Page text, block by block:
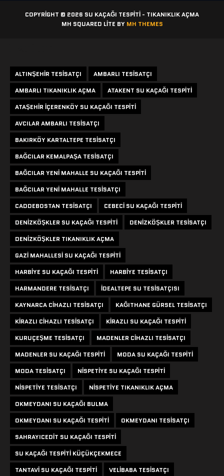
COPYRIGHT © 2026 SU KAÇAĞI TESPITI - TIKANIKLIK AÇMA
MH SQUARED LITE BY MH THEMES
ALTINŞEHIR TESISATÇI
AMBARLI TESISATÇI
AMBARLI TIKANIKLIK AÇMA
ATAKENT SU KAÇAĞI TESPITI
ATAŞEHIR IÇERENKÖY SU KAÇAĞI TESPITI
AVCILAR AMBARLI TESISATÇI
BAKIRKÖY KARTALTEPE TESISATÇI
BAĞCILAR KEMALPAŞA TESISATÇI
BAĞCILAR YENI MAHALLE SU KAÇAĞI TESPITI
BAĞCILAR YENI MAHALLE TESISATÇI
CADDEBOSTAN TESISATÇI
CEBECI SU KAÇAĞI TESPITI
DENIZKÖŞKLER SU KAÇAĞI TESPITI
DENIZKÖŞKLER TESISATÇI
DENIZKÖŞKLER TIKANIKLIK AÇMA
GAZI MAHALLESI SU KAÇAĞI TESPITI
HARBIYE SU KAÇAĞI TESPITI
HARBIYE TESISATÇI
HARMANDERE TESISATÇI
IDEALTEPE SU TESISATÇISI
KAYNARCA CIHAZLI TESISATÇI
KAĞITHANE GÜRSEL TESISATÇI
KIRAZLI CIHAZLI TESISATÇI
KIRAZLI SU KAÇAĞI TESPITI
KURUÇEŞME TESISATÇI
MADENLER CIHAZLI TESISATÇI
MADENLER SU KAÇAĞI TESPITI
MODA SU KAÇAĞI TESPITI
MODA TESISATÇI
NISPETIYE SU KAÇAĞI TESPITI
NISPETIYE TESISATÇI
NISPETIYE TIKANIKLIK AÇMA
OKMEYDANI SU KAÇAĞI BULMA
OKMEYDANI SU KAÇAĞI TESPITI
OKMEYDANI TESISATÇI
SAHRAYICEDIT SU KAÇAĞI TESPITI
SU KAÇAĞI TESPITI KÜÇÜKÇEKMECE
TANTAVI SU KAÇAĞI TESPITI
VELIBABA TESISATÇI